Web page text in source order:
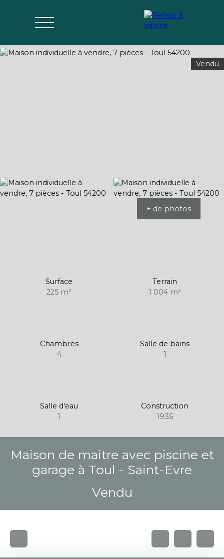
Vendu
+ de photos
Surface
225 m²
Terrain
1 004 m²
Chambres
4
Salle de bains
1
Salle d'eau
1
Construction
1935
Maison de maitre avec piscine et
garage à Toul - Saint-Evre
Vendu